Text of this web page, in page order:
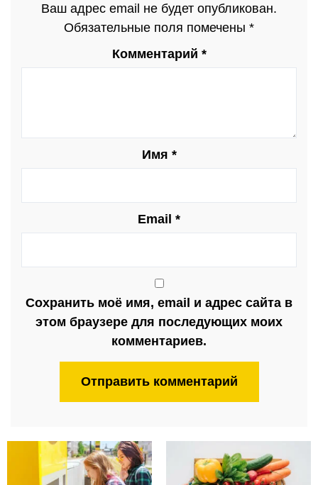
Ваш адрес email не будет опубликован.
Обязательные поля помечены *
Комментарий *
Имя *
Email *
Сохранить моё имя, email и адрес сайта в
этом браузере для последующих моих
комментариев.